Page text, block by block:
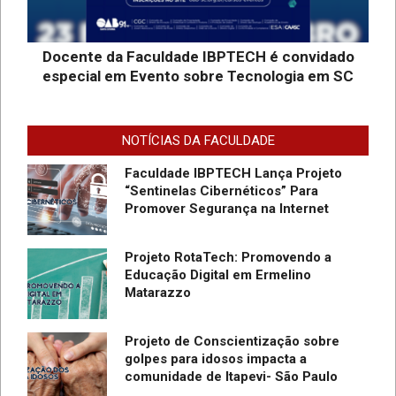
Docente da Faculdade IBPTECH é convidado
especial em Evento sobre Tecnologia em SC
NOTÍCIAS DA FACULDADE
A Faculdade Ibptech: o Ponto de
Encontro dos Mundos Forense e
Tecnológico
Desafios On-line – Aos melhores,
Graduação EAD em Defesa
Cibernética para ingresso com
vestibular, Enem ou 2a. graduação na
Turma Agosto/23
Faculdade IBPTECH Lança Projeto
“Sentinelas Cibernéticos” Para
Promover Segurança na Internet
Projeto RotaTech: Promovendo a
Educação Digital em Ermelino
Matarazzo
Projeto de Conscientização sobre
golpes para idosos impacta a
comunidade de Itapevi- São Paulo